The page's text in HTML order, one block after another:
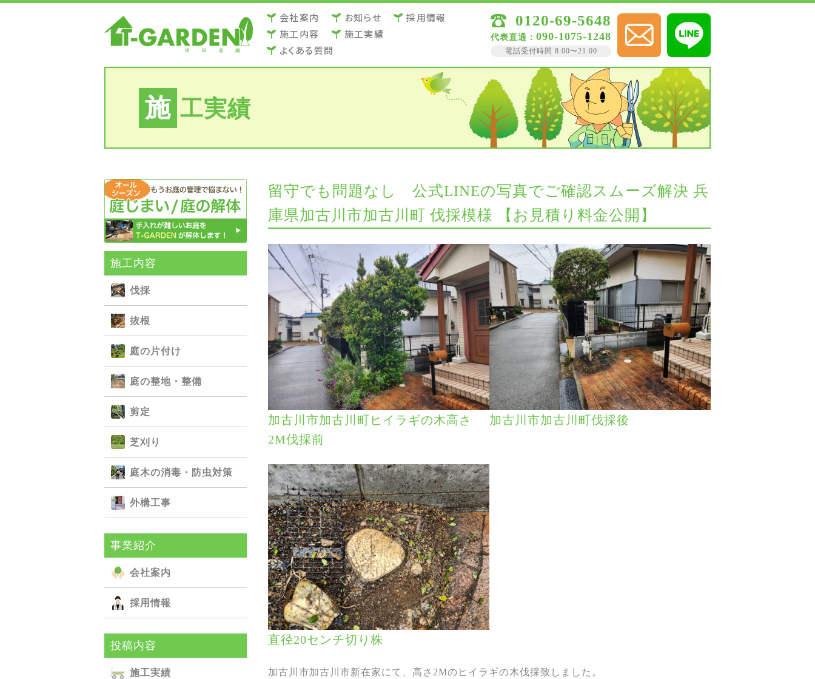
会社案内 お知らせ
採用情報
施⼯内容
施⼯実績
よくある質問
0120-69-5648
代表直通： 090-1075-1248
電話受付時間 8:00〜21:00
施 工実績
施⼯内容
伐採
抜根
庭の⽚付け
庭の整地・整備
剪定
芝刈り
庭⽊の消毒・防⾍対策
外構⼯事
事業紹介
会社案内
採用情報
投稿内容
施⼯実績
留守でも問題なし 公式LINEの写真でご確認スムーズ解決 兵
庫県加古川市加古川町 伐採模様 【お見積り料金公開】
加古川市加古川町ヒイラギの木高さ
2M伐採前
加古川市加古川町伐採後
直径20センチ切り株
加古川市加古川市新在家にて、高さ2Mのヒイラギの木伐採致しました。